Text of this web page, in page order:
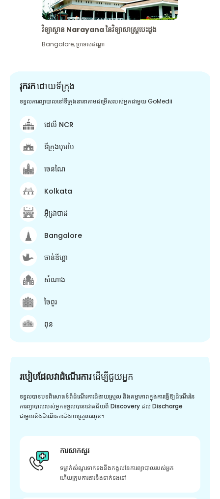
វិទ្យាស្ថាន Narayana នៃវិទ្យាសាស្រ្តបេះដូង
Bangalore,ប្រទេសឥណ្ឌា
រុករកដោយទីក្រុង
ទទួលការព្យាបាលនៅទីក្រុងនានាតាមជម្រើសរបស់អ្នកជាមួយ GoMedii
ដេលី NCR
ទីក្រុងបុមបៃ
ចេនណៃ
Kolkata
អ៊ីដ្រាបាដ
Bangalore
ចាន់ឌីហ្គា
សំណាង
ចៃពួរ
ពុន
របៀបដែលវាដំណើរការដើម្បី​ជួយ​អ្នក
ទទួលបានបទពិសោធន៍ពីដំណើរការដ៏ងាយស្រួល និងតម្លាភាពក្នុងការធ្វើឱ្យដំណើរនៃ
ការព្យាបាលរបស់អ្នកទទួលបានជោគជ័យពី Discovery ដល់ Discharge
ជាមួយនឹងដំណើរការដ៏ងាយស្រួលរលូន។
ការសាកសួរ
ទម្លាក់សំណួរទាក់ទងនឹងកង្វល់នៃការព្យាបាលរបស់អ្នក
ហើយក្រុមការងារនឹងទាក់ទងទៅ